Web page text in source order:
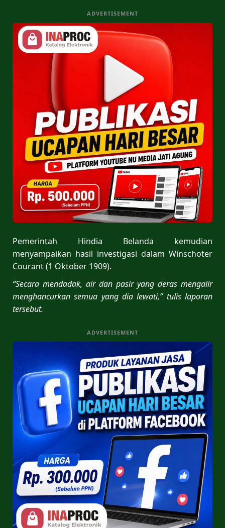
ADVERTISEMENT
Pemerintah Hindia Belanda kemudian
menyampaikan hasil investigasi dalam Winschoter
Courant (1 Oktober 1909).
“Secara mendadak, air dan pasir yang deras mengalir
menghancurkan semua yang dia lewati,” tulis laporan
tersebut.
ADVERTISEMENT